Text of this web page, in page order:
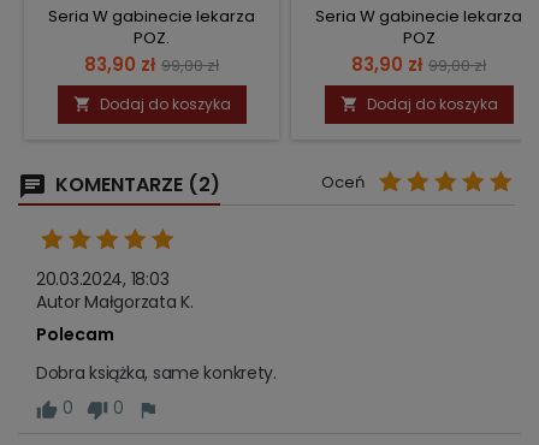
Seria W gabinecie lekarza
POZ.
Cena
83,90 zł Cena
podstawowa
99,00 zł
 Dodaj do koszyka
Seria W gabinecie lekarza
POZ
Cena
83,90 zł Cena
99,00 zł
 Dodaj do koszyka
KOMENTARZE (2) Oceń
20.03.2024, 18:03
Autor Małgorzata K.
Polecam
Dobra książka, same konkrety.
0
0